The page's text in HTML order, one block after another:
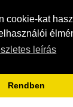
cookie-kat
leírás
Rendben